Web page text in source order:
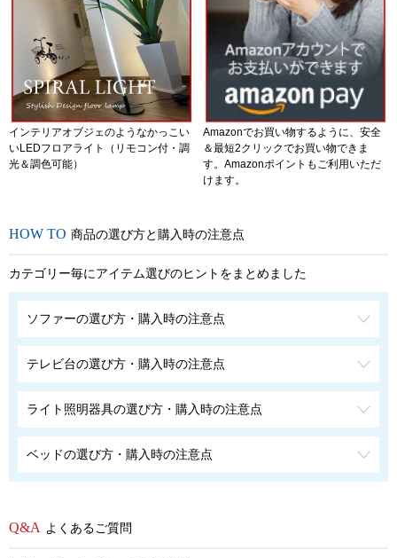
インテリアオブジェのようなかっこい
いLEDフロアライト（リモコン付・調
光＆調色可能）
Amazonでお買い物するように、安全
＆最短2クリックでお買い物できま
す。Amazonポイントもご利用いただ
けます。
商品の選び方と購入時の注意点
カテゴリー毎にアイテム選びのヒントをまとめました
ソファーの選び方・購入時の注意点
テレビ台の選び方・購入時の注意点
ライト照明器具の選び方・購入時の注意点
ベッドの選び方・購入時の注意点
よくあるご質問